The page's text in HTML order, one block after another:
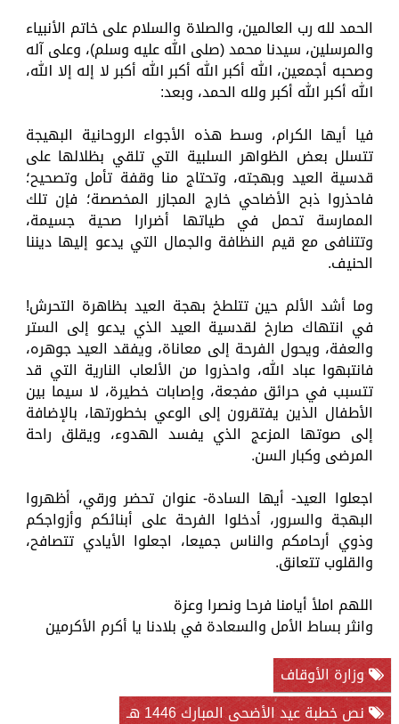
الحمد لله رب العالمين، والصلاة والسلام على خاتم الأنبياء
والمرسلين، سيدنا محمد (صلى الله عليه وسلم)، وعلى آله
وصحبه أجمعين، الله أكبر الله أكبر الله أكبر لا إله إلا الله،
الله أكبر الله أكبر ولله الحمد، وبعد:
فيا أيها الكرام، وسط هذه الأجواء الروحانية البهيجة
تتسلل بعض الظواهر السلبية التي تلقي بظلالها على
قدسية العيد وبهجته، وتحتاج منا وقفة تأمل وتصحيح؛
فاحذروا ذبح الأضاحي خارج المجازر المخصصة؛ فإن تلك
الممارسة تحمل في طياتها أضرارا صحية جسيمة،
وتتنافى مع قيم النظافة والجمال التي يدعو إليها ديننا
الحنيف.
وما أشد الألم حين تتلطخ بهجة العيد بظاهرة التحرش!
في انتهاك صارخ لقدسية العيد الذي يدعو إلى الستر
والعفة، ويحول الفرحة إلى معاناة، ويفقد العيد جوهره،
فانتبهوا عباد الله، واحذروا من الألعاب النارية التي قد
تتسبب في حرائق مفجعة، وإصابات خطيرة، لا سيما بين
الأطفال الذين يفتقرون إلى الوعي بخطورتها، بالإضافة
إلى صوتها المزعج الذي يفسد الهدوء، ويقلق راحة
المرضى وكبار السن.
اجعلوا العيد- أيها السادة- عنوان تحضر ورقي، أظهروا
البهجة والسرور، أدخلوا الفرحة على أبنائكم وأزواجكم
وذوي أرحامكم والناس جميعا، اجعلوا الأيادي تتصافح،
والقلوب تتعانق.
اللهم املأ أيامنا فرحا ونصرا وعزة
وانثر بساط الأمل والسعادة في بلادنا يا أكرم الأكرمين
وزارة الأوقاف
نص خطبة عيد الأضحى المبارك 1446 هـ